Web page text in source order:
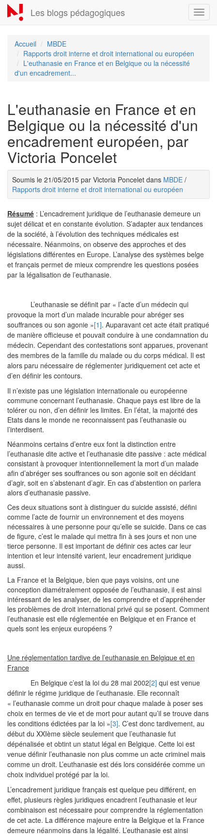
Aller
au
contenu
Les blogs pédagogiques
Accueil
MBDE
Rapports droit interne et droit international ou européen
L'euthanasie en France et en Belgique ou la nécessité
d'un encadrement...
L'euthanasie en France et en
Belgique ou la nécessité d'un
encadrement européen, par
Victoria Poncelet
Soumis le 21/05/2015 par Victoria Poncelet dans MBDE /
Rapports droit interne et droit international ou européen
Résumé : L’encadrement juridique de l’euthanasie demeure un
sujet délicat et en constante évolution. S’adapter aux tendances
de la société, à l’évolution des techniques médicales est
nécessaire. Néanmoins, on observe des approches et des
législations différentes en Europe. L’analyse des systèmes belge
et français permet de mieux comprendre les questions posées
par la légalisation de l’euthanasie.
L’euthanasie se définit par « l’acte d’un médecin qui
provoque la mort d’un malade incurable pour abréger ses
souffrances ou son agonie »[1]. Auparavant cet acte était pratiqué
de manière officieuse et pouvait conduire à une condamnation du
médecin. Cependant des contestations sont apparues, provenant
des membres de la famille du malade ou du corps médical. Il est
alors paru nécessaire de réglementer juridiquement cet acte et
d’en définir les contours.
Il n’existe pas une législation internationale ou européenne
commune concernant l’euthanasie. Chaque pays est libre de la
tolérer ou non, d’en définir les limites. En l’état, la majorité des
Etats dans le monde ne reconnaissent pas l’euthanasie ou
l’interdisent.
Néanmoins certains d’entre eux font la distinction entre
l’euthanasie dite active et l’euthanasie dite passive : acte médical
consistant à provoquer intentionnellement la mort d’un malade
afin d’abréger ses souffrances ou son agonie soit en décidant
d’agir, soit en s’abstenant d’agir. En cas d’abstention on parlera
alors d’euthanasie passive.
Ces deux situations sont à distinguer du suicide assisté, défini
comme l’acte de fournir un environnement et des moyens
nécessaires à une personne pour qu’elle se suicide. Dans ce cas
de figure, c’est le malade qui mettra fin à ses jours et non une
tierce personne. Il est important de définir ces actes car leur
intention et leur intensité varient, leur encadrement juridique
aussi.
La France et la Belgique, bien que pays voisins, ont une
conception diamétralement opposée de l’euthanasie, il est ainsi
intéressant de les analyser, de les comprendre et d’appréhender
les problèmes de droit international privé qui se posent. Comment
l’euthanasie est elle réglementée en Belgique et en France et
quels sont les enjeux européens ?
Une réglementation tardive de l’euthanasie en Belgique et en
France
En Belgique c’est la loi du 28 mai 2002[2] qui est venue
définir le régime juridique de l’euthanasie. Elle reconnaît
« l’euthanasie comme un droit pour chaque malade à poser ses
choix en termes de vie et de mort pour autant qu’il se trouve dans
les conditions édictées par la loi »[3]. C’est donc tardivement, au
début du XXIème siècle seulement que l’euthanasie fut
dépénalisée et obtint un statut légal en Belgique. Cette loi est
venue définir l’euthanasie non plus comme un acte criminel mais
comme un droit. L’euthanasie est dés lors considérée comme un
choix individuel protégé par la loi.
L’encadrement juridique français est quelque peu différent, en
effet, plusieurs règles juridiques encadrent l’euthanasie et leur
combinaison est nécessaire pour comprendre la réglementation
de cet acte. La différence majeure entre la Belgique et la France
demeure néanmoins dans la légalité. L’euthanasie est ainsi